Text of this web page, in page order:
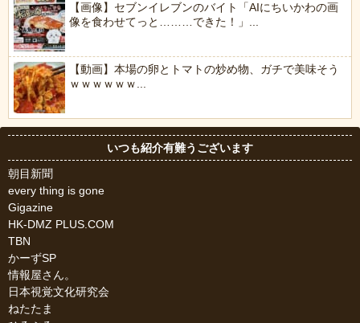
【画像】セブンイレブンのバイト「AIにちいかわの画
像を食わせてっと………できた！」...
【動画】本場の卵とトマトの炒め物、ガチで美味そう
ｗｗｗｗｗｗ...
いつも紹介有難うございます
朝目新聞
every thing is gone
Gigazine
HK-DMZ PLUS.COM
TBN
かーずSP
情報屋さん。
日本視覚文化研究会
ねたたま